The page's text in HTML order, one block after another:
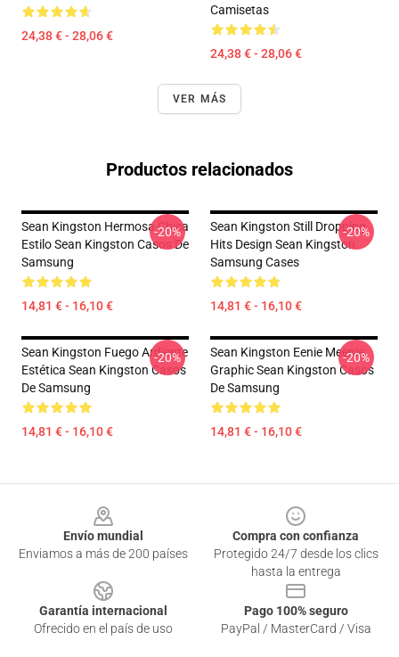
24,38 € - 28,06 €
Camisetas
24,38 € - 28,06 €
VER MÁS
Productos relacionados
Sean Kingston Hermosa Chica
Estilo Sean Kingston Casos De
Samsung
14,81 € - 16,10 €
-20%
Sean Kingston Still Dropping
Hits Design Sean Kingston
Samsung Cases
14,81 € - 16,10 €
-20%
Sean Kingston Fuego Ardiente
Estética Sean Kingston Casos
De Samsung
14,81 € - 16,10 €
-20%
Sean Kingston Eenie Meenie
Graphic Sean Kingston Casos
De Samsung
14,81 € - 16,10 €
-20%
Envío mundial
Enviamos a más de 200 países
Compra con confianza
Protegido 24/7 desde los clics
hasta la entrega
Garantía internacional
Ofrecido en el país de uso
Pago 100% seguro
PayPal / MasterCard / Visa